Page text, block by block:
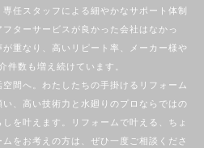
任スタッフによる細やかなサポート体制
ターサービスが良かった会社はなかっ
重なり、高いリピート率、メーカー様や
件数も増え続けています。
間へ。わたしたちの手掛けるリフォーム
、高い技術力と水廻りのプロならではの
を叶えます。リフォームで叶える、ちょ
をお考えの方は、ぜひ一度ご相談くださ